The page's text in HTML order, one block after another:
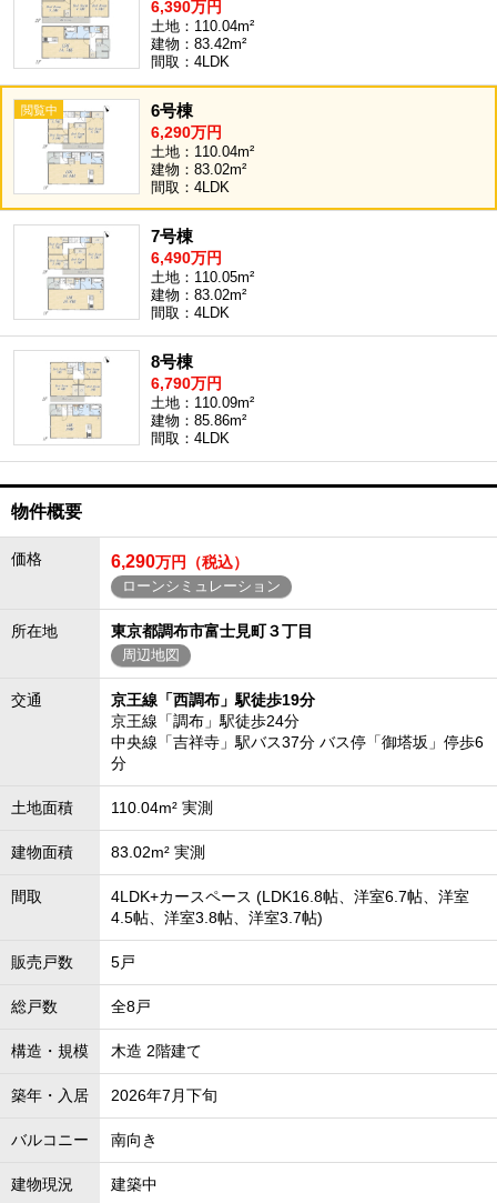
6,390万円
土地：110.04m²
建物：83.42m²
間取：4LDK
6号棟
6,290万円
土地：110.04m²
建物：83.02m²
間取：4LDK
7号棟
6,490万円
土地：110.05m²
建物：83.02m²
間取：4LDK
8号棟
6,790万円
土地：110.09m²
建物：85.86m²
間取：4LDK
物件概要
価格 6,290万円（税込）
ローンシミュレーション
所在地 東京都調布市富士見町３丁目
周辺地図
交通
京王線「西調布」駅徒歩19分
京王線「調布」駅徒歩24分
中央線「吉祥寺」駅バス37分 バス停「御塔坂」停歩6
分
土地面積 110.04m² 実測
建物面積 83.02m² 実測
間取
4LDK+カースペース (LDK16.8帖、洋室6.7帖、洋室
4.5帖、洋室3.8帖、洋室3.7帖)
販売戸数 5戸
総戸数 全8戸
構造・規模 木造 2階建て
築年・入居 2026年7月下旬
バルコニー 南向き
建物現況 建築中